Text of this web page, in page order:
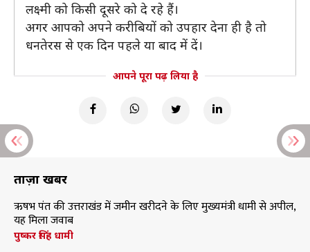
लक्ष्मी को किसी दूसरे को दे रहे हैं।
अगर आपको अपने करीबियों को उपहार देना ही है तो
धनतेरस से एक दिन पहले या बाद में दें।
आपने पूरा पढ़ लिया है
ताज़ा खबरें
ऋषभ पंत की उत्तराखंड में जमीन खरीदने के लिए मुख्यमंत्री धामी से अपील,
यह मिला जवाब
पुष्कर सिंह धामी